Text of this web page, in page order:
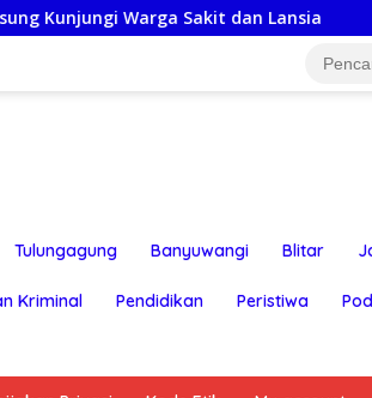
Lansia Rayakan HUT ke-
Tulungagung Banyuwangi Blitar
Kriminal Pendidikan Peristiwa